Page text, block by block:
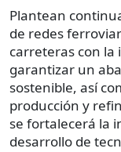
Plantean
de redes
carreteras con la
garantizar un
sostenible, así
producción y
se fortalecerá la
desarrollo de